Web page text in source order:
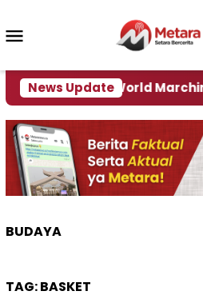
konten
News Update
Rumah World Marching
BUDAYA
TAG:BASKET